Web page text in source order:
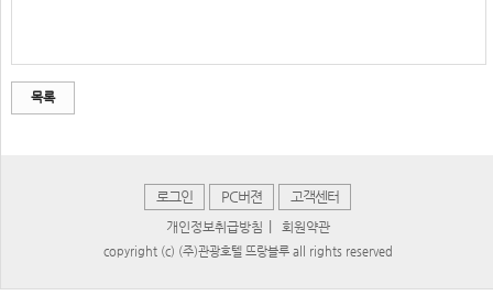
목록
로그인 PC버젼 고객센터
개인정보취급방침 회원약관
copyright (c) (주)관광호텔 뜨랑블루 all rights reserved